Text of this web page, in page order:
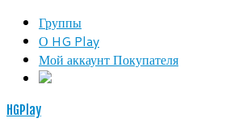
Группы
О HG Play
Мой аккаунт Покупателя
HGPlay